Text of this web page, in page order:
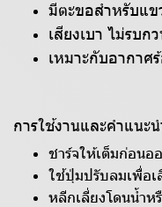
มีตะขอสำหรับแข
เสียงเบา ไม่รบก
เหมาะกับอากาศ
การใช้งานและคำแนะน
ชาร์จให้เต็มก่อนอ
ใช้ปุ่มปรับลมเพื่อเ
หลีกเลี่ยงโดนน้ำห